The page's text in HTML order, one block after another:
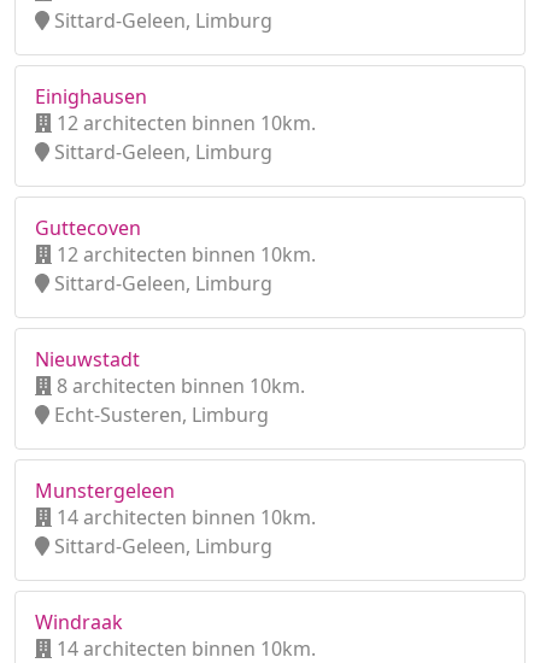
Sittard-Geleen, Limburg
Einighausen
12 architecten binnen 10km.
Sittard-Geleen, Limburg
Guttecoven
12 architecten binnen 10km.
Sittard-Geleen, Limburg
Nieuwstadt
8 architecten binnen 10km.
Echt-Susteren, Limburg
Munstergeleen
14 architecten binnen 10km.
Sittard-Geleen, Limburg
Windraak
14 architecten binnen 10km.